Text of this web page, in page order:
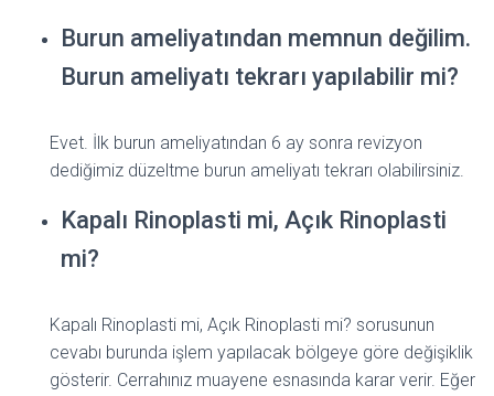
Burun ameliyatından memnun değilim.
Burun ameliyatı tekrarı yapılabilir mi?
Evet. İlk burun ameliyatından 6 ay sonra revizyon
dediğimiz düzeltme burun ameliyatı tekrarı olabilirsiniz.
Kapalı Rinoplasti mi, Açık Rinoplasti
mi?
Kapalı Rinoplasti mi, Açık Rinoplasti mi? sorusunun
cevabı burunda işlem yapılacak bölgeye göre değişiklik
gösterir. Cerrahınız muayene esnasında karar verir. Eğer